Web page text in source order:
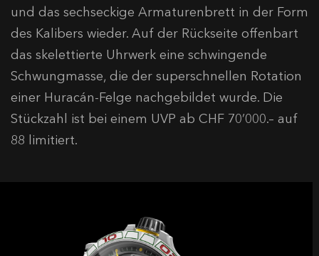
und das sechseckige Armaturenbrett in der Form
des Kalibers wieder. Auf der Rückseite offenbart
das skelettierte Uhrwerk eine schwingende
Schwungmasse, die der superschnellen Rotation
einer Huracán-Felge nachgebildet wurde. Die
Stückzahl ist bei einem UVP ab CHF 70’000.– auf
88 limitiert.